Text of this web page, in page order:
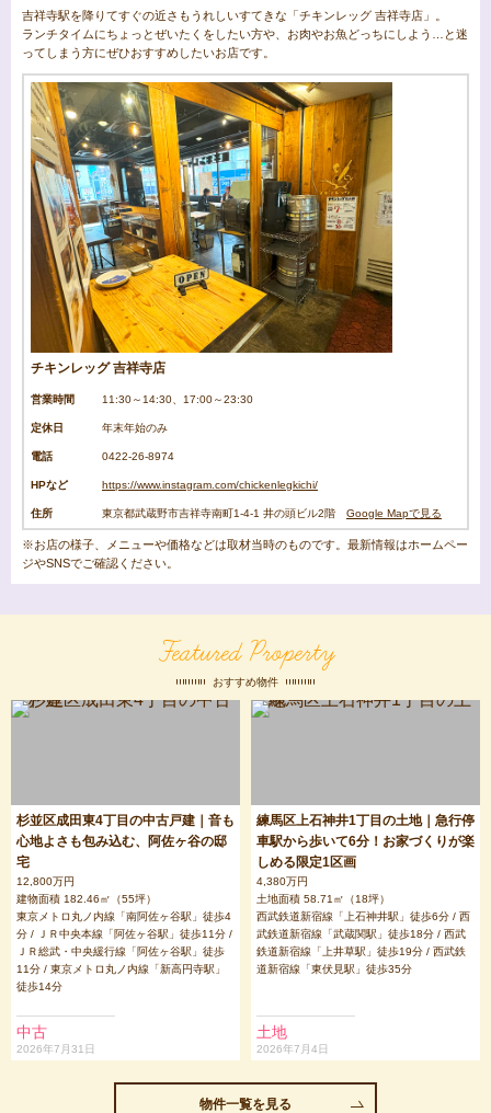
吉祥寺駅を降りてすぐの近さもうれしいすてきな「チキンレッグ 吉祥寺店」。
ランチタイムにちょっとぜいたくをしたい方や、お肉やお魚どっちにしよう…と迷
ってしまう方にぜひおすすめしたいお店です。
チキンレッグ 吉祥寺店
営業時間 11:30～14:30、17:00～23:30
定休日 年末年始のみ
電話 0422-26-8974
HPなど https://www.instagram.com/chickenlegkichi/
住所 東京都武蔵野市吉祥寺南町1-4-1 井の頭ビル2階 Google Mapで見る
※お店の様子、メニューや価格などは取材当時のものです。最新情報はホームペー
ジやSNSでご確認ください。
Featured Property
おすすめ物件
杉並区成田東4丁目の中古戸建｜音も
心地よさも包み込む、阿佐ヶ谷の邸
宅
12,800万円
建物面積 182.46㎡（55坪）
東京メトロ丸ノ内線「南阿佐ヶ谷駅」徒歩4
分 / ＪＲ中央本線「阿佐ヶ谷駅」徒歩11分 /
ＪＲ総武・中央緩行線「阿佐ヶ谷駅」徒歩
11分 / 東京メトロ丸ノ内線「新高円寺駅」
徒歩14分
中古
2026年7月31日
練馬区上石神井1丁目の土地｜急行停
車駅から歩いて6分！お家づくりが楽
しめる限定1区画
4,380万円
土地面積 58.71㎡（18坪）
西武鉄道新宿線「上石神井駅」徒歩6分 / 西
武鉄道新宿線「武蔵関駅」徒歩18分 / 西武
鉄道新宿線「上井草駅」徒歩19分 / 西武鉄
道新宿線「東伏見駅」徒歩35分
土地
2026年7月4日
物件一覧を見る